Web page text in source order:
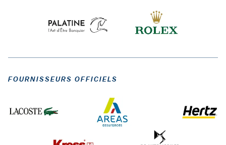
FOURNISSEURS OFFICIELS